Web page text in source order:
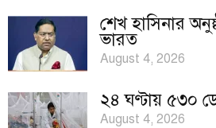
শেখ হাসিনার
ভারত
August 4, 2026
২৪ ঘণ্টায় ৫৩০
August 4, 2026